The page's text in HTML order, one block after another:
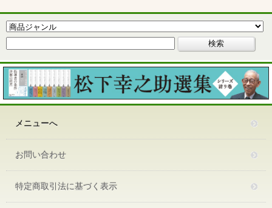
メニューへ
お問い合わせ
特定商取引法に基づく表示